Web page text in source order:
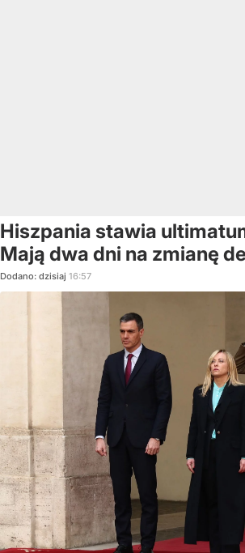
Hiszpania stawia
Mają dwa dni na zmianę
Dodano: dzisiaj 16:57